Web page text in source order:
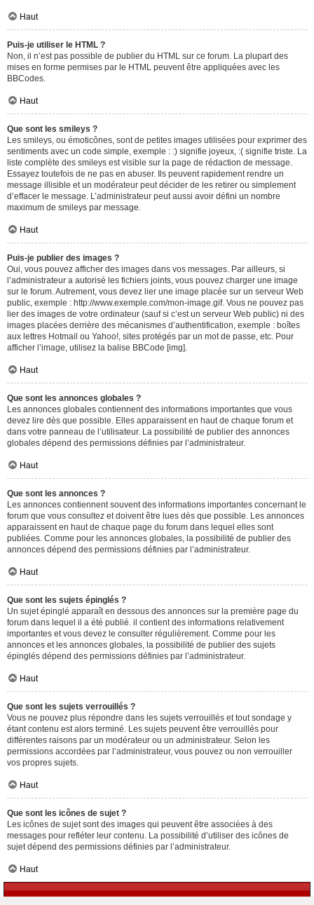
Haut
Puis-je utiliser le HTML ?
Non, il n’est pas possible de publier du HTML sur ce forum. La plupart des
mises en forme permises par le HTML peuvent être appliquées avec les
BBCodes.
Haut
Que sont les smileys ?
Les smileys, ou émoticônes, sont de petites images utilisées pour exprimer des
sentiments avec un code simple, exemple : :) signifie joyeux, :( signifie triste. La
liste complète des smileys est visible sur la page de rédaction de message.
Essayez toutefois de ne pas en abuser. Ils peuvent rapidement rendre un
message illisible et un modérateur peut décider de les retirer ou simplement
d’effacer le message. L’administrateur peut aussi avoir défini un nombre
maximum de smileys par message.
Haut
Puis-je publier des images ?
Oui, vous pouvez afficher des images dans vos messages. Par ailleurs, si
l’administrateur a autorisé les fichiers joints, vous pouvez charger une image
sur le forum. Autrement, vous devez lier une image placée sur un serveur Web
public, exemple : http://www.exemple.com/mon-image.gif. Vous ne pouvez pas
lier des images de votre ordinateur (sauf si c’est un serveur Web public) ni des
images placées derrière des mécanismes d’authentification, exemple : boîtes
aux lettres Hotmail ou Yahoo!, sites protégés par un mot de passe, etc. Pour
afficher l’image, utilisez la balise BBCode [img].
Haut
Que sont les annonces globales ?
Les annonces globales contiennent des informations importantes que vous
devez lire dès que possible. Elles apparaissent en haut de chaque forum et
dans votre panneau de l’utilisateur. La possibilité de publier des annonces
globales dépend des permissions définies par l’administrateur.
Haut
Que sont les annonces ?
Les annonces contiennent souvent des informations importantes concernant le
forum que vous consultez et doivent être lues dès que possible. Les annonces
apparaissent en haut de chaque page du forum dans lequel elles sont
publiées. Comme pour les annonces globales, la possibilité de publier des
annonces dépend des permissions définies par l’administrateur.
Haut
Que sont les sujets épinglés ?
Un sujet épinglé apparaît en dessous des annonces sur la première page du
forum dans lequel il a été publié. il contient des informations relativement
importantes et vous devez le consulter régulièrement. Comme pour les
annonces et les annonces globales, la possibilité de publier des sujets
épinglés dépend des permissions définies par l’administrateur.
Haut
Que sont les sujets verrouillés ?
Vous ne pouvez plus répondre dans les sujets verrouillés et tout sondage y
étant contenu est alors terminé. Les sujets peuvent être verrouillés pour
différentes raisons par un modérateur ou un administrateur. Selon les
permissions accordées par l’administrateur, vous pouvez ou non verrouiller
vos propres sujets.
Haut
Que sont les icônes de sujet ?
Les icônes de sujet sont des images qui peuvent être associées à des
messages pour refléter leur contenu. La possibilité d’utiliser des icônes de
sujet dépend des permissions définies par l’administrateur.
Haut